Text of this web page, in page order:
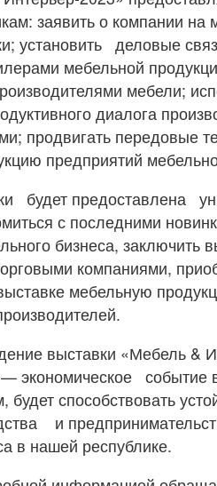
заявить о компании
установить деловые
мебельной
мебели;
диалога
продвигать передовые
предприятий
будет предоставлена
с последними
бизнеса, заключить
компаниями,
мебельную
выставки «Мебель &
экономическое событие
будет способствовать
и
в нашей республике.